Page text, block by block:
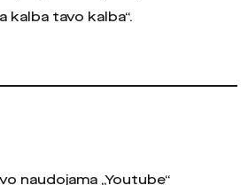
kalba tavo kalba“.
naudojama „Youtube“